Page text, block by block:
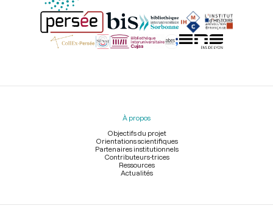
Menu
À propos
Objectifs du projet
Orientations scientifiques
Partenaires institutionnels
Contributeurs-trices
Ressources
Actualités